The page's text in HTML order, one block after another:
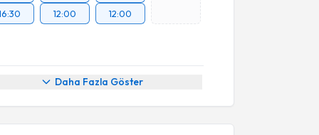
12:00
12:00
Daha Fazla Göster